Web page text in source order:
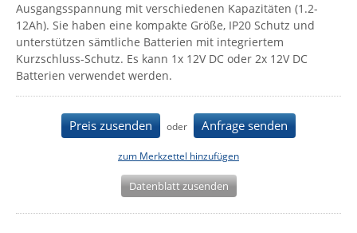
Gefen
Gude
Guntermann & Drunck
High Sec Labs
HW group
Kerlink
Ausgangsspannung mit verschiedenen Kapazitäten (1.2-
12Ah). Sie haben eine kompakte Größe, IP20 Schutz und
unterstützen sämtliche Batterien mit integriertem
Kurzschluss-Schutz. Es kann 1x 12V DC oder 2x 12V DC
Batterien verwendet werden.
Preis zusenden oder Anfrage senden
zum Merkzettel hinzufügen
Datenblatt zusenden